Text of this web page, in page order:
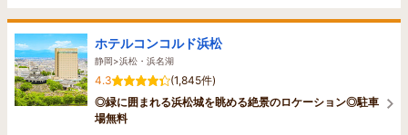
ホテルコンコルド浜松
静岡>浜松・浜名湖
4.3
(1,845件)
◎緑に囲まれる浜松城を眺める絶景のロケーション◎駐車
場無料